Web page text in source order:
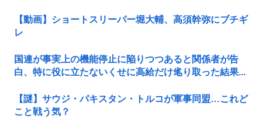
【動画】ショートスリーパー堀大輔、高須幹弥にブチギ
レ
国連が事実上の機能停止に陥りつつあると関係者が告
白、特に役に立たないくせに高給だけ毟り取った結果...
【謎】サウジ・パキスタン・トルコが軍事同盟…これど
こと戦う気？